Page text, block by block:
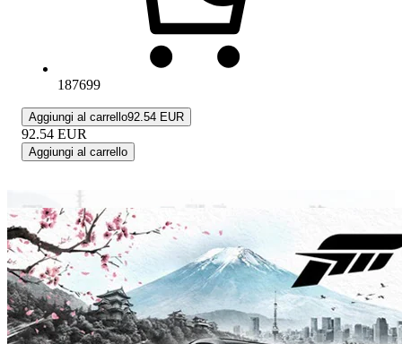
187699
Aggiungi al carrello92.54 EUR
92.54 EUR
Aggiungi al carrello